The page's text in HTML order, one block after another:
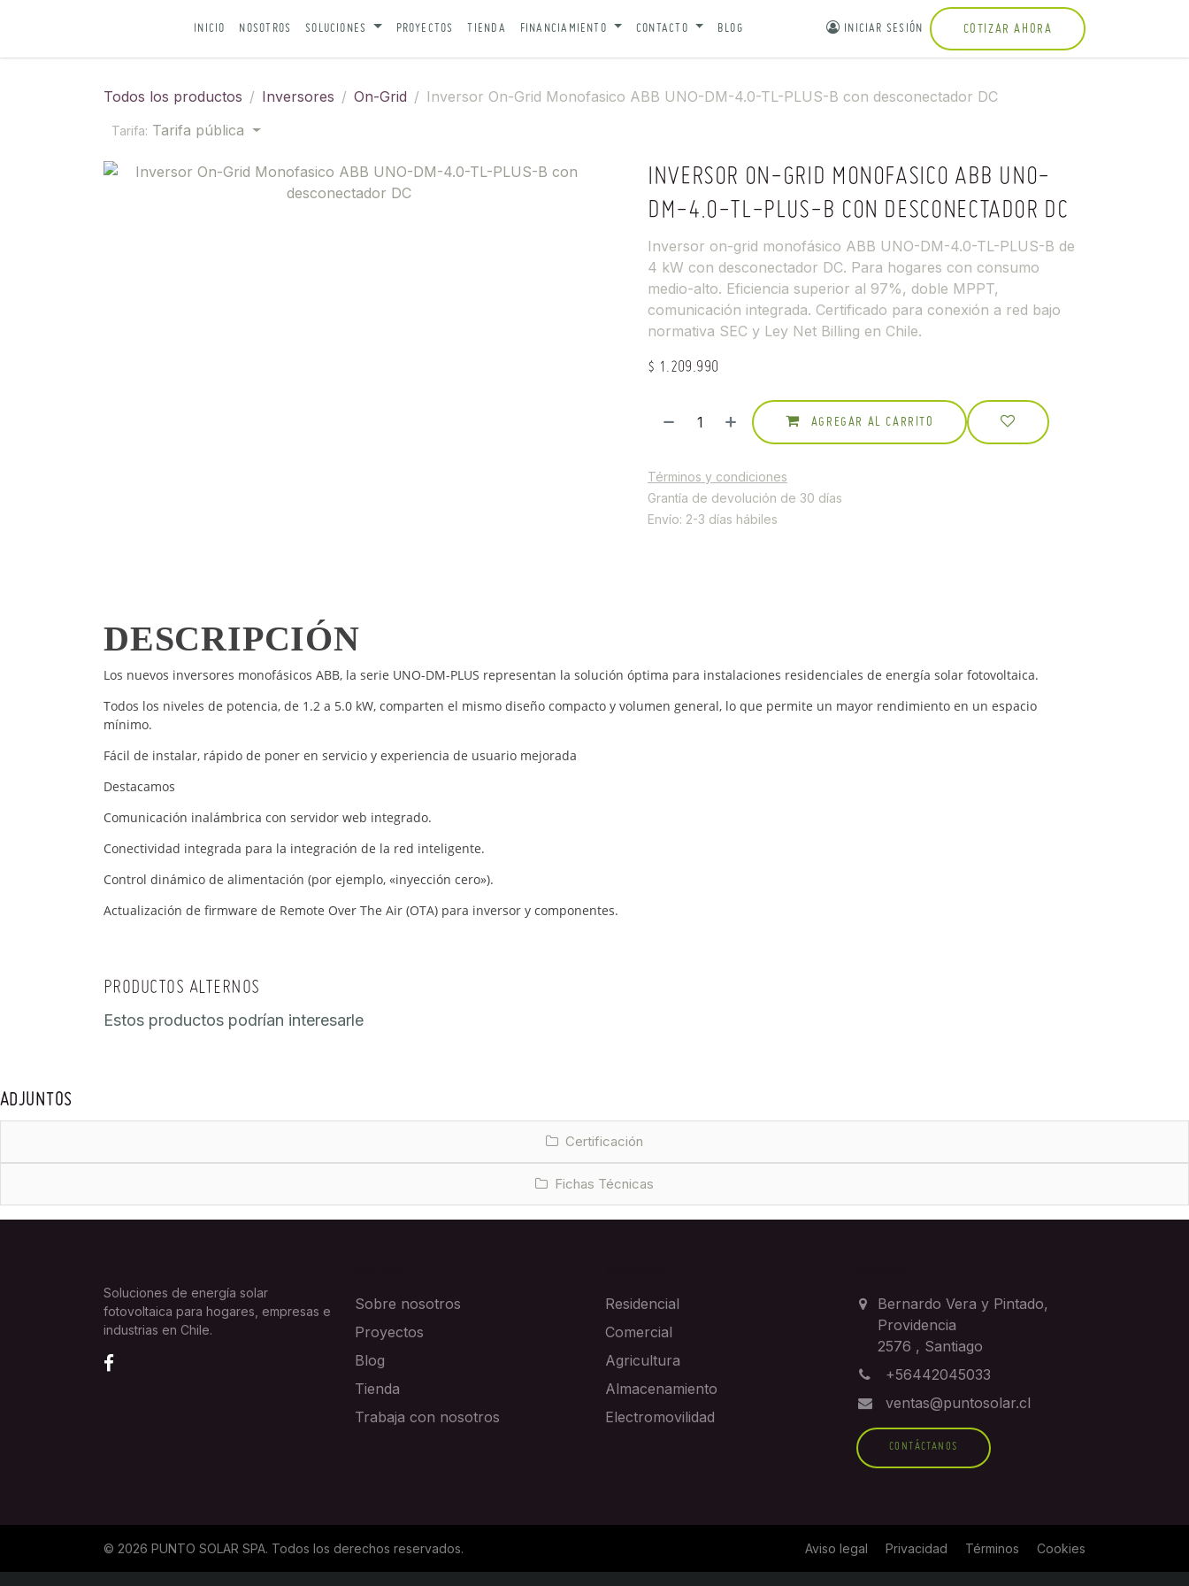
INICIO NOSOTROS SOLUCIONES PROYECTOS TIENDA FINANCIAMIENTO CONTACTO BLOG INICIAR SESIÓN COTIZAR AHORA
Todos los productos Inversores On-Grid Inversor On-Grid Monofasico ABB UNO-DM-4.0-TL-PLUS-B con desconectador DC
Tarifa: Tarifa pública
INVERSOR ON-GRID MONOFASICO ABB UNO-
DM-4.0-TL-PLUS-B CON DESCONECTADOR DC
Inversor on-grid monofásico ABB UNO-DM-4.0-TL-PLUS-B de
4 kW con desconectador DC. Para hogares con consumo
medio-alto. Eficiencia superior al 97%, doble MPPT,
comunicación integrada. Certificado para conexión a red bajo
normativa SEC y Ley Net Billing en Chile.
$ 1.209.990
AGREGAR AL CARRITO
Términos y condiciones
Grantía de devolución de 30 días
Envío: 2-3 días hábiles
DESCRIPCIÓN
Los nuevos inversores monofásicos ABB, la serie UNO-DM-PLUS representan la solución óptima para instalaciones residenciales de energía solar fotovoltaica.
Todos los niveles de potencia, de 1.2 a 5.0 kW, comparten el mismo diseño compacto y volumen general, lo que permite un mayor rendimiento en un espacio
mínimo.
Fácil de instalar, rápido de poner en servicio y experiencia de usuario mejorada
Destacamos
Comunicación inalámbrica con servidor web integrado.
Conectividad integrada para la integración de la red inteligente.
Control dinámico de alimentación (por ejemplo, «inyección cero»).
Actualización de firmware de Remote Over The Air (OTA) para inversor y componentes.
PRODUCTOS ALTERNOS
Estos productos podrían interesarle
ADJUNTOS
Certificación
Fichas Técnicas
Soluciones de energía solar
fotovoltaica para hogares, empresas e
industrias en Chile.
Sobre nosotros
Proyectos
Blog
Tienda
Trabaja con nosotros
Residencial
Comercial
Agricultura
Almacenamiento
Electromovilidad
Bernardo Vera y Pintado,
Providencia
2576 , Santiago
+56442045033
ventas@puntosolar.cl
CONTÁCTANOS
© 2026 PUNTO SOLAR SPA. Todos los derechos reservados. Aviso legal Privacidad Términos Cookies